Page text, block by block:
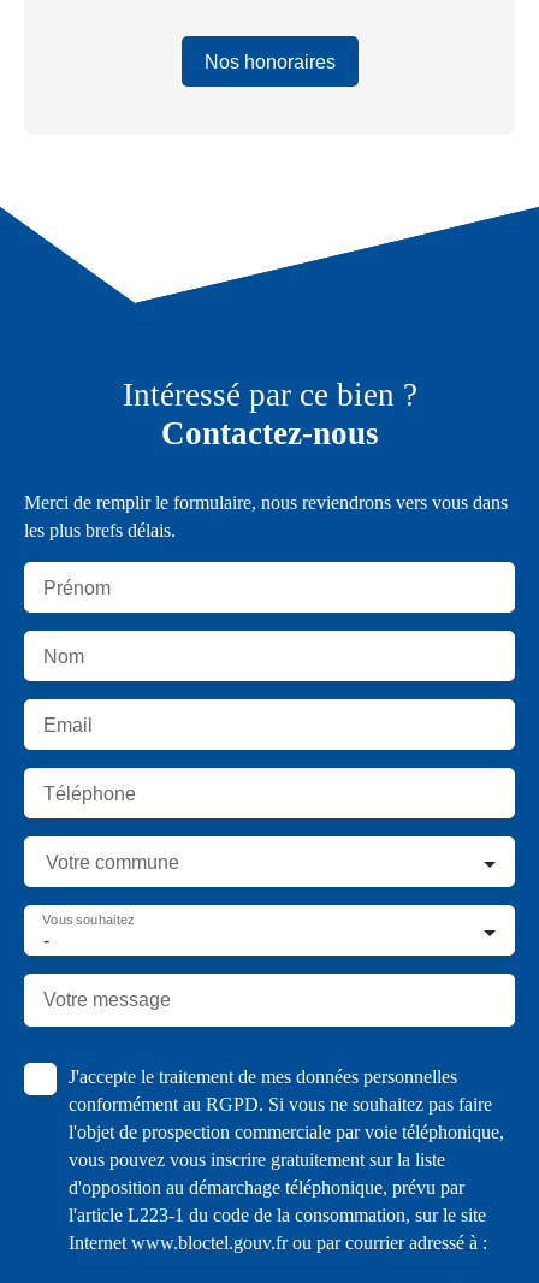
Nos honoraires
Intéressé par ce bien ?
Contactez-nous
Merci de remplir le formulaire, nous reviendrons vers vous dans
les plus brefs délais.
Prénom
Nom
Email
Téléphone
Votre commune
-
Vous souhaitez
Votre message
J'accepte le traitement de mes données personnelles
conformément au RGPD. Si vous ne souhaitez pas faire
l'objet de prospection commerciale par voie téléphonique,
vous pouvez vous inscrire gratuitement sur la liste
d'opposition au démarchage téléphonique, prévu par
l'article L223-1 du code de la consommation, sur le site
Internet www.bloctel.gouv.fr ou par courrier adressé à :